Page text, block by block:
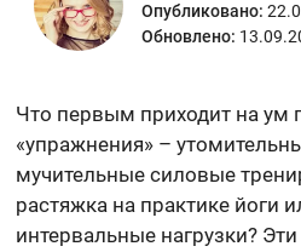
Опубликовано:
Обновлено:
Что первым приходит на ум
«упражнения» –
мучительные силовые
растяжка на практике йоги
интервальные нагрузки?